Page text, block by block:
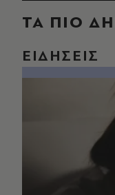
ΤΑ ΠΙΟ
ΕΙΔΗΣΕΙΣ